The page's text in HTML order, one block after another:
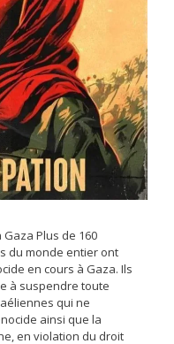
Plus de 160
du monde entier ont
en cours à Gaza. Ils
à suspendre toute
qui ne
ainsi que la
en violation du droit